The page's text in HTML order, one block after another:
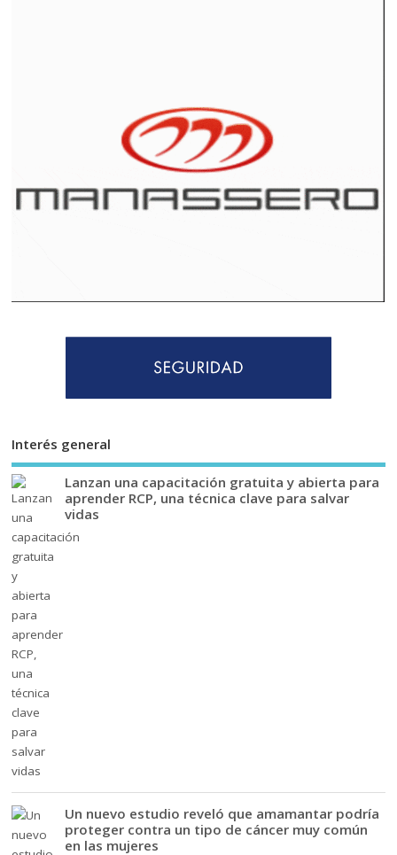
Interés general
Lanzan una capacitación gratuita y abierta para
aprender RCP, una técnica clave para salvar
vidas
Un nuevo estudio reveló que amamantar podría
proteger contra un tipo de cáncer muy común
en las mujeres